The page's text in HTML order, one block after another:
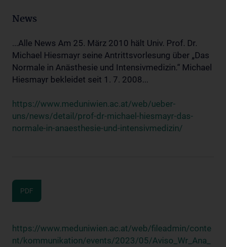
News
...Alle News Am 25. März 2010 hält Univ. Prof. Dr.
Michael Hiesmayr seine Antrittsvorlesung über „Das
Normale in Anästhesie und Intensivmedizin.“ Michael
Hiesmayr bekleidet seit 1. 7. 2008...
https://www.meduniwien.ac.at/web/ueber-
uns/news/detail/prof-dr-michael-hiesmayr-das-
normale-in-anaesthesie-und-intensivmedizin/
PDF
https://www.meduniwien.ac.at/web/fileadmin/conte
nt/kommunikation/events/2023/05/Aviso_Wr_Ana_